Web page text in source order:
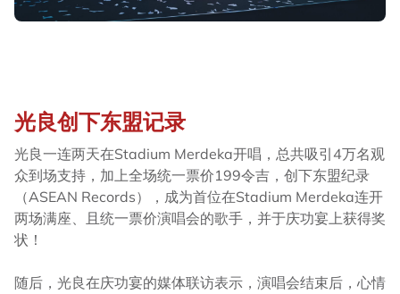
光良创下东盟记录
光良一连两天在Stadium Merdeka开唱，总共吸引4万名观
众到场支持，加上全场统一票价199令吉，创下东盟纪录
（ASEAN Records），成为首位在Stadium Merdeka连开
两场满座、且统一票价演唱会的歌手，并于庆功宴上获得奖
状！
随后，光良在庆功宴的媒体联访表示，演唱会结束后，心情